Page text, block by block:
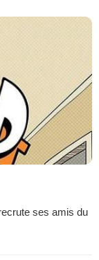
ses amis du